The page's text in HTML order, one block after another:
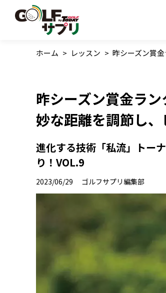
ホーム > レッスン > 昨シーズン賞
昨シーズン賞金ラ
妙な距離を調節し
進化する技術「私流」トー
り！VOL.9
2023/06/29 ゴルフサプリ編集部